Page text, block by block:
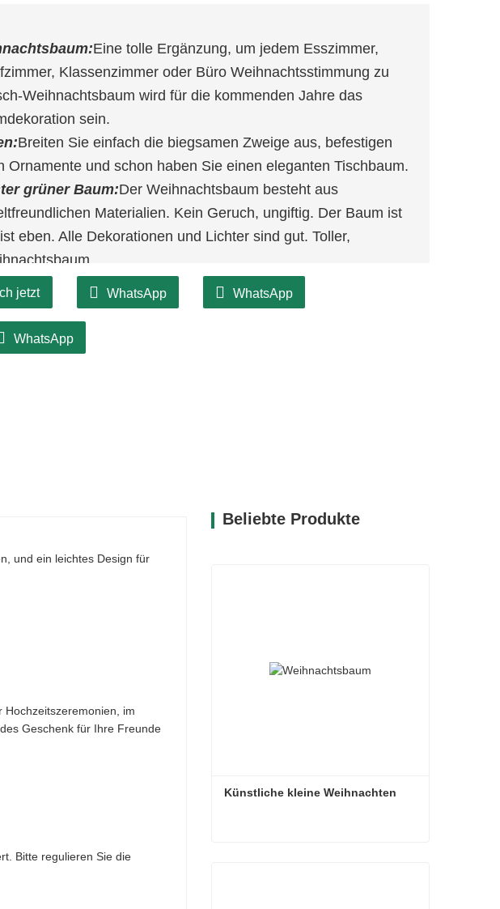
Eine tolle Ergänzung, um jedem Esszimmer,
Klassenzimmer oder Büro Weihnachtsstimmung zu
Weihnachtsbaum wird für die kommenden Jahre das
sein.
Breiten Sie einfach die biegsamen Zweige aus, befestigen
Ornamente und schon haben Sie einen eleganten Tischbaum.
grüner Baum:Der Weihnachtsbaum besteht aus
Materialien. Kein Geruch, ungiftig. Der Baum ist
eben. Alle Dekorationen und Lichter sind gut. Toller,
jetzt WhatsApp WhatsApp
WhatsApp
und ein leichtes Design für
Hochzeitszeremonien, im
Geschenk für Ihre Freunde
Bitte regulieren Sie die
Beliebte Produkte
Künstliche kleine Weihnachten